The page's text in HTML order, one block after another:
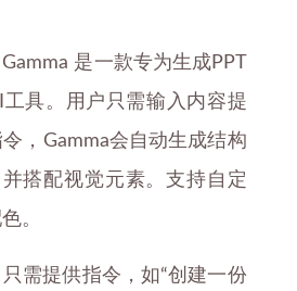
Gamma 是一款专为生成PPT
工具。用户只需输入内容提
，Gamma会自动生成结构
搭配视觉元素。支持自定
。
需提供指令，如“创建一份